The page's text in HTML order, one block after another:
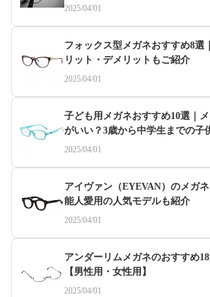
2025/04/01
フォックス型メガネおすすめ8選
リット・デメリットもご紹介
2025/04/01
子ども用メガネおすすめ10選｜
がいい？3歳から中学生までの子
2025/04/01
アイヴァン（EYEVAN）のメガ
能人愛用の人気モデルも紹介
2025/04/01
アンダーリムメガネのおすすめ
【男性用・女性用】
2025/04/01